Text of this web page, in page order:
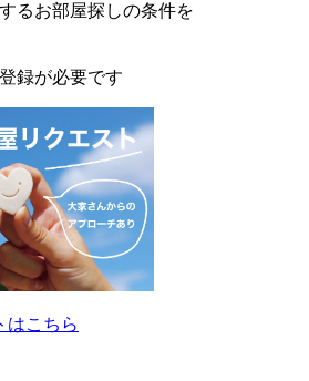
るお部屋探しの条件を
録が必要です
はこちら